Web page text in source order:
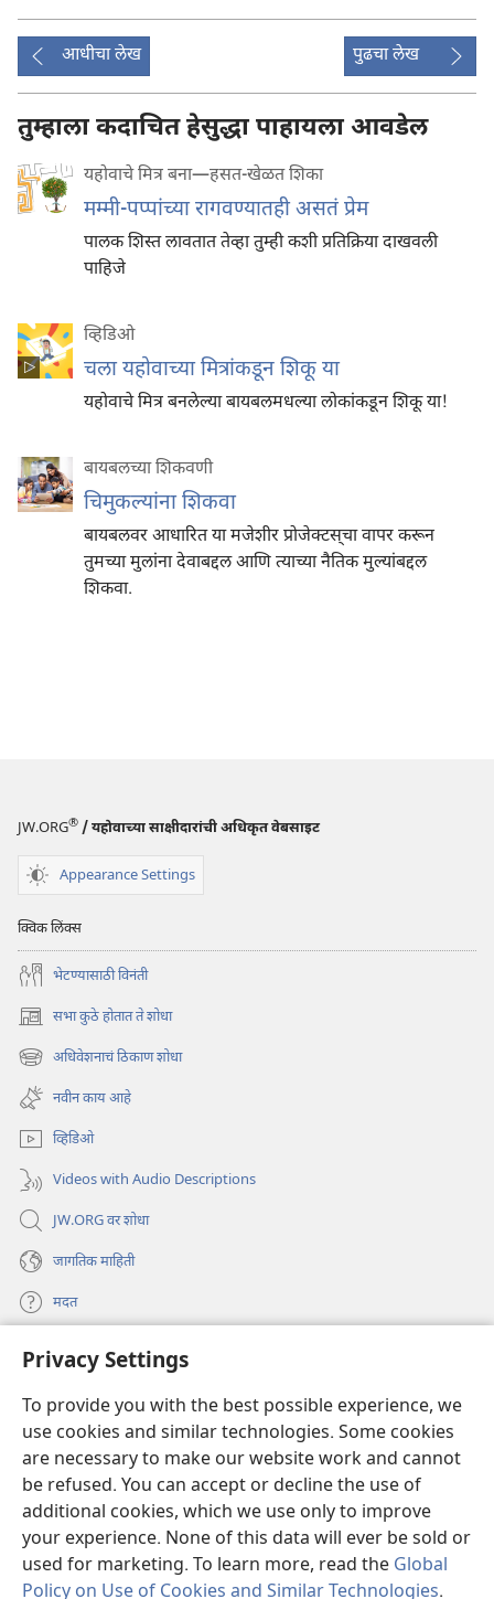
Privacy Settings
To provide you with the best possible experience, we
use cookies and similar technologies. Some cookies
are necessary to make our website work and cannot
be refused. You can accept or decline the use of
additional cookies, which we use only to improve
your experience. None of this data will ever be sold or
used for marketing. To learn more, read the Global
Policy on Use of Cookies and Similar Technologies.
पर्याय
आधीचा लेख
पुढचा लेख
तुम्हाला कदाचित हेसुद्धा पाहायला आवडेल
यहोवाचे मित्र बना—हसत-खेळत शिका
मम्मी-पप्पांच्या रागवण्यातही असतं प्रेम
पालक शिस्त लावतात तेव्हा तुम्ही कशी प्रतिक्रिया दाखवली
पाहिजे
व्हिडिओ
चला यहोवाच्या मित्रांकडून शिकू या
यहोवाचे मित्र बनलेल्या बायबलमधल्या लोकांकडून शिकू या!
बायबलच्या शिकवणी
चिमुकल्यांना शिकवा
बायबलवर आधारित या मजेशीर प्रोजेक्टस्‌चा वापर करून
तुमच्या मुलांना देवाबद्दल आणि त्याच्या नैतिक मुल्यांबद्दल
शिकवा.
JW.ORG® / यहोवाच्या साक्षीदारांची अधिकृत वेबसाइट
Appearance Settings
क्विक लिंक्स
भेटण्यासाठी विनंती
सभा कुठे होतात ते शोधा
(opens
new
window)
अधिवेशनाचं ठिकाण शोधा
(opens
new
window)
नवीन काय आहे
व्हिडिओ
Videos with Audio Descriptions
JW.ORG वर शोधा
जागतिक माहिती
मदत
दान
(opens
window)
Watchtower ONLINE LIBRARY™
(opens
new
window)
®
(opens
new
JW लायब्ररीॲप